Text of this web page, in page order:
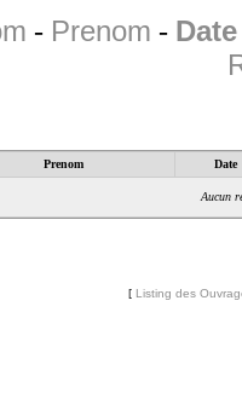
- Prenom -
Prenom Date
Aucun
[ Listing des